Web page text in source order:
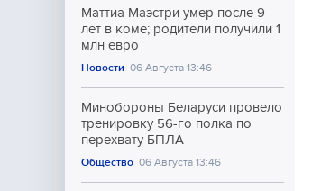
Маттиа Маэстри умер после 9
лет в коме; родители получили 1
млн евро
Новости 06 Августа 13:46
Минобороны Беларуси провело
тренировку 56-го полка по
перехвату БПЛА
Общество 06 Августа 13:46